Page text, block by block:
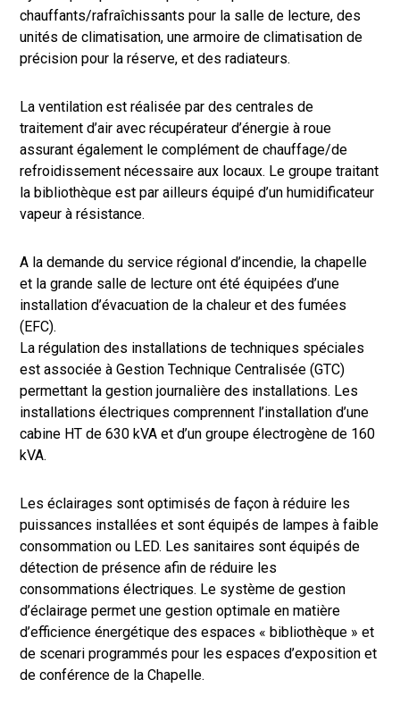
chauffants/rafraîchissants pour la salle de lecture, des
unités de climatisation, une armoire de climatisation de
précision pour la réserve, et des radiateurs.
La ventilation est réalisée par des centrales de
traitement d’air avec récupérateur d’énergie à roue
assurant également le complément de chauffage/de
refroidissement nécessaire aux locaux. Le groupe traitant
la bibliothèque est par ailleurs équipé d’un humidificateur
vapeur à résistance.
A la demande du service régional d’incendie, la chapelle
et la grande salle de lecture ont été équipées d’une
installation d’évacuation de la chaleur et des fumées
(EFC).
La régulation des installations de techniques spéciales
est associée à Gestion Technique Centralisée (GTC)
permettant la gestion journalière des installations. Les
installations électriques comprennent l’installation d’une
cabine HT de 630 kVA et d’un groupe électrogène de 160
kVA.
Les éclairages sont optimisés de façon à réduire les
puissances installées et sont équipés de lampes à faible
consommation ou LED. Les sanitaires sont équipés de
détection de présence afin de réduire les
consommations électriques. Le système de gestion
d’éclairage permet une gestion optimale en matière
d’efficience énergétique des espaces « bibliothèque » et
de scenari programmés pour les espaces d’exposition et
de conférence de la Chapelle.